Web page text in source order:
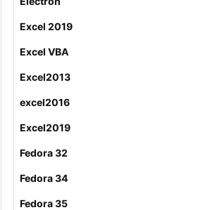
Excel 2019
Excel VBA
Excel2013
excel2016
Excel2019
Fedora 32
Fedora 34
Fedora 35